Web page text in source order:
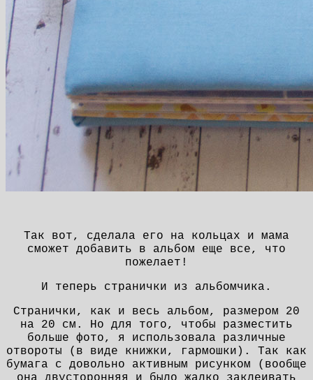
Так вот, сделала его на кольцах и мама
сможет добавить в альбом еще все, что
пожелает!
И теперь странички из альбомчика.
Странички, как и весь альбом, размером 20
на 20 см. Но для того, чтобы разместить
больше фото, я использовала различные
отвороты (в виде книжки, гармошки). Так как
бумага с довольно активным рисунком (вообще